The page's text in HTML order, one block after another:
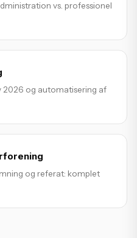
vs. professionel
2026 og automatisering af
og referat: komplet